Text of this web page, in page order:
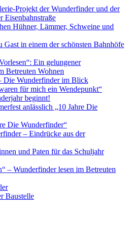
Projekt der Wunderfinder und der
Eisenbahnstraße
Hühner, Lämmer, Schweine und
Gast in einem der schönsten Bahnhöfe
Ein gelungener
Betreuten Wohnen
Die Wunderfinder im Blick
für mich ein Wendepunkt“
beginnt!
anlässlich „10 Jahre Die
Die Wunderfinder“
– Eindrücke aus der
und Paten für das Schuljahr
– Wunderfinder lesen im Betreuten
Baustelle